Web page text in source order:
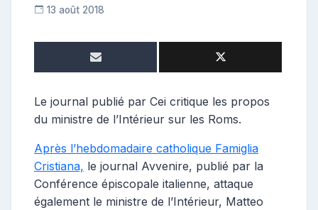
13 août 2018
e
t
e
r
Le journal publié par Cei critique les propos
du ministre de l’Intérieur sur les Roms.
Après l’hebdomadaire catholique Famiglia
Cristiana, le journal Avvenire, publié par la
Conférence épiscopale italienne, attaque
également le ministre de l’Intérieur, Matteo